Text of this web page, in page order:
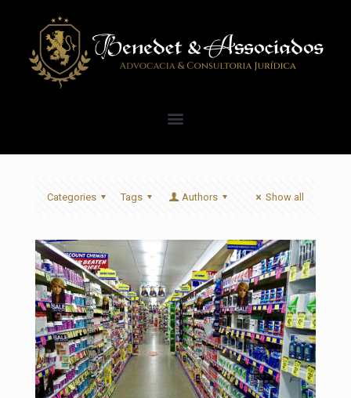
Categories Tags Authors Show all